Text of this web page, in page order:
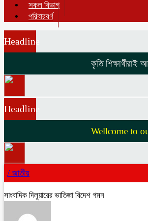
সকল বিভাগ
পরিবারবর্গ
Headline
কৃতি শিক্ষার্থীরাই
Headline
Wellcome to our
/ জাতীয়
সাংবাদিক দিলুয়ারের ভাতিজা বিদেশ গমন